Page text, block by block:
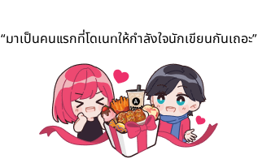
“มาเป็นคนแรกที่โดเนทให้กำลังใจนักเขียนกันเถอะ”